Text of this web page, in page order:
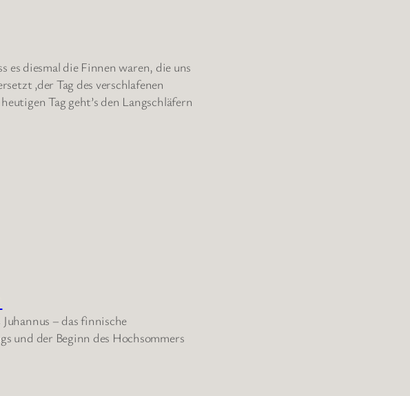
es diesmal die Finnen waren, die uns
‚der Tag des verschlafenen
Tag geht’s den Langschläfern
– das finnische
und der Beginn des Hochsommers